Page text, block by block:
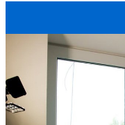
8 (812) 640-90-60